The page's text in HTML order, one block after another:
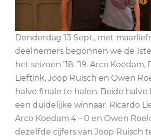
Donderdag 13 Sept., met
deelnemers begonnen we de
het seizoen ’18-’19. Arco Koedam,
Lieftink, Joop Ruisch en Owen
halve finale te halen. Beide halve
een duidelijke winnaar. Ricardo
Arco Koedam 4 – 0 en Owen
dezelfde cijfers van Joop Ruisch